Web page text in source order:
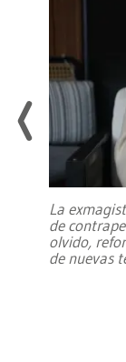
La
de
olvido,
de nuevas